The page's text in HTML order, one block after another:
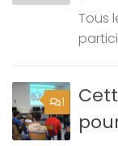
Tous
1